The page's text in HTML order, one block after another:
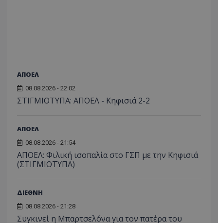
ΑΠΟΕΛ
08.08.2026 - 22:02
ΣΤΙΓΜΙΟΤΥΠΑ: ΑΠΟΕΛ - Κηφισιά 2-2
ΑΠΟΕΛ
08.08.2026 - 21:54
ΑΠΟΕΛ: Φιλική ισοπαλία στο ΓΣΠ με την Κηφισιά
(ΣΤΙΓΜΙΟΤΥΠΑ)
ΔΙΕΘΝΗ
08.08.2026 - 21:28
Συγκινεί η Μπαρτσελόνα για τον πατέρα του